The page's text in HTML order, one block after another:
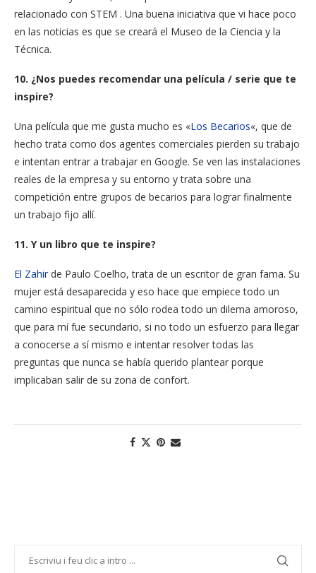
relacionado con STEM . Una buena iniciativa que vi hace poco
en las noticias es que se creará el Museo de la Ciencia y la
Técnica.
10. ¿Nos puedes recomendar una película / serie que te
inspire?
Una película que me gusta mucho es «Los Becarios«, que de
hecho trata como dos agentes comerciales pierden su trabajo
e intentan entrar a trabajar en Google. Se ven las instalaciones
reales de la empresa y su entorno y trata sobre una
competición entre grupos de becarios para lograr finalmente
un trabajo fijo allí.
11. Y un libro que te inspire?
El Zahirde Paulo Coelho, trata de un escritor de gran fama. Su
mujer está desaparecida y eso hace que empiece todo un
camino espiritual que no sólo rodea todo un dilema amoroso,
que para mí fue secundario, si no todo un esfuerzo para llegar
a conocerse a sí mismo e intentar resolver todas las
preguntas que nunca se había querido plantear porque
implicaban salir de su zona de confort.